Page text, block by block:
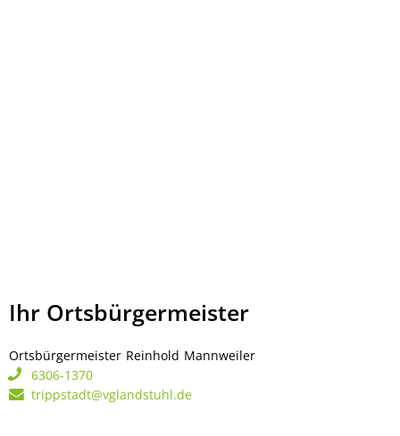
Ihr Ortsbürgermeister
Ortsbürgermeister Reinhold Mannweiler
6306-1370
trippstadt@vglandstuhl.de